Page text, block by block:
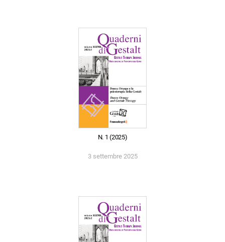
N. 1 (2025)
3 settembre 2025